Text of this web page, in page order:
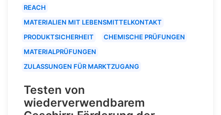
REACH
MATERIALIEN MIT LEBENSMITTELKONTAKT
PRODUKTSICHERHEIT
CHEMISCHE PRÜFUNGEN
MATERIALPRÜFUNGEN
ZULASSUNGEN FÜR MARKTZUGANG
Testen von
wiederverwendbarem